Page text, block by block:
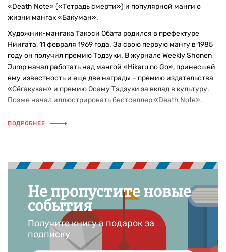
«Death Note» («Тетрадь смерти») и популярной манги о
жизни мангак «Бакуман».
Художник-мангака Такэси Обата родился в префектуре
Ниигата, 11 февраля 1969 года. За свою первую мангу в 1985
году он получил премию Тэдзуки. В журнале Weekly Shonen
Jump начал работать над мангой «Hikaru no Go», принесшей
ему известность и еще две награды – премию издательства
«Сёгакукан» и премию Осаму Тэдзуки за вклад в культуру.
Позже начал иллюстрировать бестселлер «Death Note».
ПОДРОБНЕЕ
Не пропустите новые
события
Получите книгу в подарок за
подписку